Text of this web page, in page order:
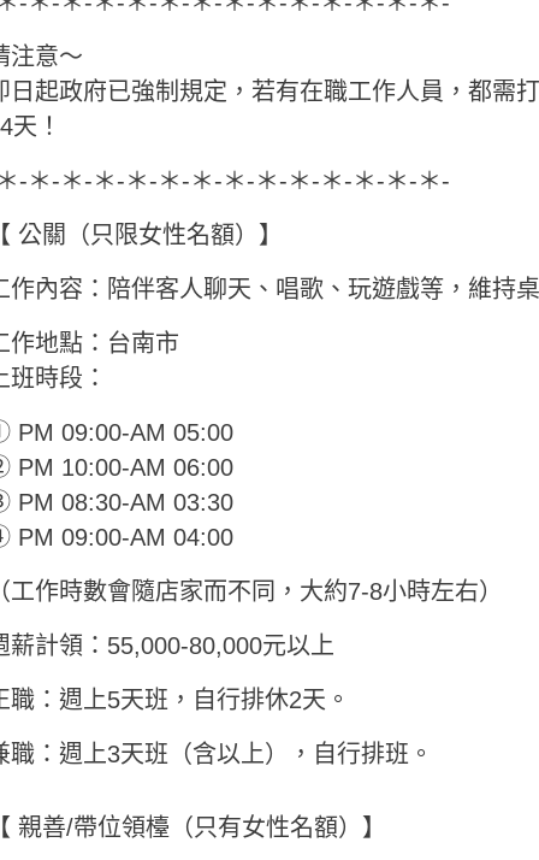
注意～
日起政府已強制規定，若有在職工作人員，都需
天！
-＊-＊-＊-＊-＊-＊-＊-＊-＊-＊-＊-＊-＊-
公關（只限女性名額）】
作內容：陪伴客人聊天、唱歌、玩遊戲等，維持
作地點：台南市
班時段：
PM 09:00-AM 05:00
PM 10:00-AM 06:00
PM 08:30-AM 03:30
PM 09:00-AM 04:00
工作時數會隨店家而不同，大約7-8小時左右）
薪計領：55,000-80,000元以上
職：週上5天班，自行排休2天。
職：週上3天班（含以上），自行排班。
親善/帶位領檯（只有女性名額）】